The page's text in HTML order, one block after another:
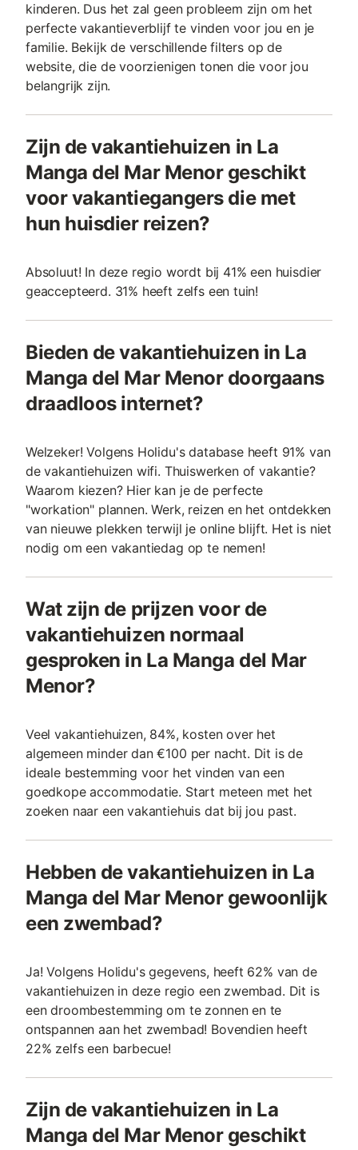
kinderen. Dus het zal geen probleem zijn om het
perfecte vakantieverblijf te vinden voor jou en je
familie. Bekijk de verschillende filters op de
website, die de voorzienigen tonen die voor jou
belangrijk zijn.
Zijn de vakantiehuizen in La
Manga del Mar Menor geschikt
voor vakantiegangers die met
hun huisdier reizen?
Absoluut! In deze regio wordt bij 41% een huisdier
geaccepteerd. 31% heeft zelfs een tuin!
Bieden de vakantiehuizen in La
Manga del Mar Menor doorgaans
draadloos internet?
Welzeker! Volgens Holidu's database heeft 91% van
de vakantiehuizen wifi. Thuiswerken of vakantie?
Waarom kiezen? Hier kan je de perfecte
"workation" plannen. Werk, reizen en het ontdekken
van nieuwe plekken terwijl je online blijft. Het is niet
nodig om een vakantiedag op te nemen!
Wat zijn de prijzen voor de
vakantiehuizen normaal
gesproken in La Manga del Mar
Menor?
Veel vakantiehuizen, 84%, kosten over het
algemeen minder dan €100 per nacht. Dit is de
ideale bestemming voor het vinden van een
goedkope accommodatie. Start meteen met het
zoeken naar een vakantiehuis dat bij jou past.
Hebben de vakantiehuizen in La
Manga del Mar Menor gewoonlijk
een zwembad?
Ja! Volgens Holidu's gegevens, heeft 62% van de
vakantiehuizen in deze regio een zwembad. Dit is
een droombestemming om te zonnen en te
ontspannen aan het zwembad! Bovendien heeft
22% zelfs een barbecue!
Zijn de vakantiehuizen in La
Manga del Mar Menor geschikt